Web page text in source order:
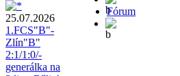
25.07.2026
1.FCS"B"-
Zlín"B"
2:1/1:0/-
generálka na
Fórum